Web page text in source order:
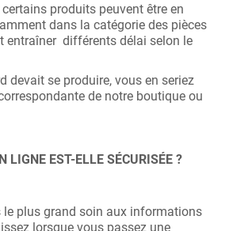
produits peuvent être en
dans la catégorie des pièces
entraîner différents délai selon le
devait se produire, vous en seriez
de notre boutique ou
LIGNE EST-ELLE SÉCURISÉE ?
le plus grand soin aux informations
lorsque vous passez une